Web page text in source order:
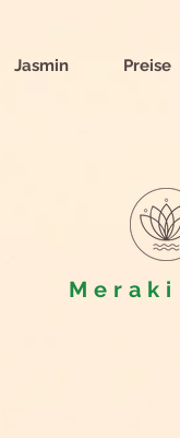
Jasmin Preise
Meraki